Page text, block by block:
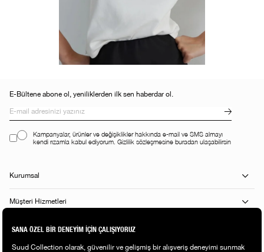
E-Bültene abone ol, yeniliklerden ilk sen haberdar ol.
Kampanyalar, ürünler ve değişiklikler hakkında e-mail ve SMS almayı
kendi rızamla kabul ediyorum. Gizlilik sözleşmesine buradan ulaşabilirsin
Kurumsal
Müşteri Hizmetleri
Alışveriş Rehberi